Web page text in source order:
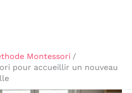
Montessori
pour accueillir un nouveau